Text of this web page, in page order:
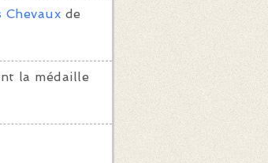
Chevaux de
la médaille